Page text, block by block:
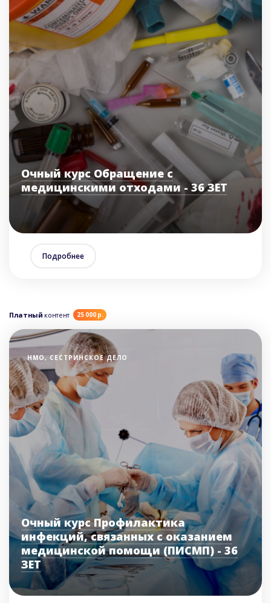
Очный курс Обращение с
медицинскими отходами - 36 ЗЕТ
Подробнее
Платный контент 25 000 р.
НМО, СЕСТРИНСКОЕ ДЕЛО
Очный курс Профилактика
инфекций, связанных с оказанием
медицинской помощи (ПИСМП) - 36
ЗЕТ